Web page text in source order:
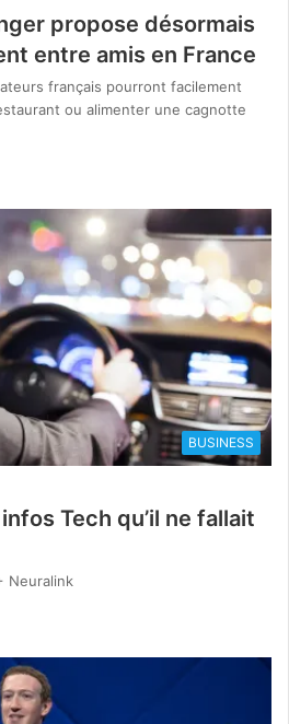
propose désormais
entre amis en France
français pourront facilement
ou alimenter une cagnotte
BUSINESS
Tech qu’il ne fallait
Neuralink